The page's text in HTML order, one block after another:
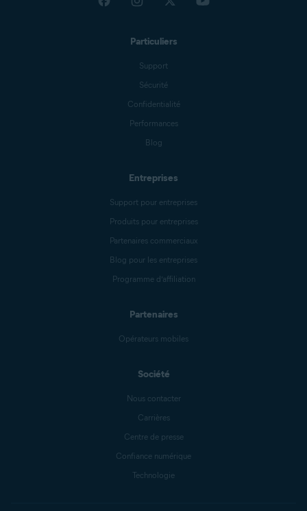
Particuliers
Support
Sécurité
Confidentialité
Performances
Blog
Entreprises
Support pour entreprises
Produits pour entreprises
Partenaires commerciaux
Blog pour les entreprises
Programme d’affiliation
Partenaires
Opérateurs mobiles
Société
Nous contacter
Carrières
Centre de presse
Confiance numérique
Technologie